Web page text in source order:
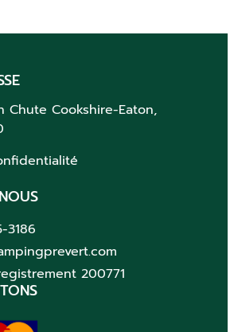
Chute Cookshire-Eaton,
3186
200771